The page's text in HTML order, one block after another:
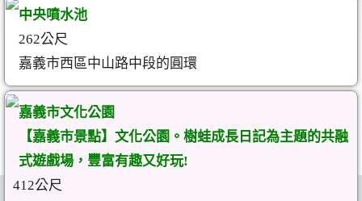
中央噴水池
262公尺
嘉義市西區中山路中段的圓環
嘉義市文化公園
【嘉義市景點】文化公園。樹蛙成長日記為主題的共融
式遊戲場，豐富有趣又好玩!
412公尺